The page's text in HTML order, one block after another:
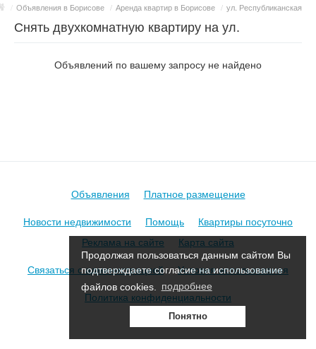
Продолжая пользоваться данным сайтом Вы
подтверждаете согласие на использование
файлов cookies.
подробнее
Понятно
Объявления в Борисове / Аренда квартир в Борисове / ул. Республиканская
Снять двухкомнатную квартиру на ул.
Объявлений по вашему запросу не найдено
Объявления
Платное размещение
Новости недвижимости
Помощь
Квартиры посуточно
Реклама на сайте
Карта сайта
Связаться с администрацией
Условия использования
Политика конфиденциальности